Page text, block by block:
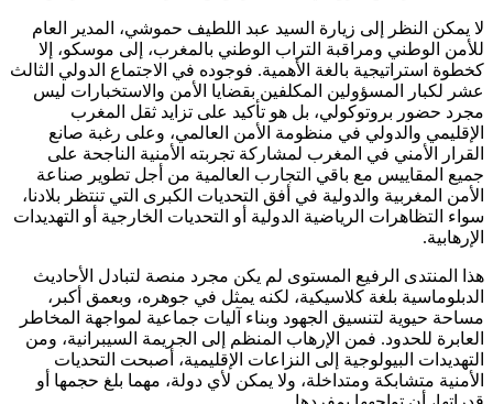
لا يمكن النظر إلى زيارة السيد عبد اللطيف حموشي، المدير العام
للأمن الوطني ومراقبة التراب الوطني بالمغرب، إلى موسكو، إلا
كخطوة استراتيجية بالغة الأهمية. فوجوده في الاجتماع الدولي الثالث
عشر لكبار المسؤولين المكلفين بقضايا الأمن والاستخبارات ليس
مجرد حضور بروتوكولي، بل هو تأكيد على تزايد ثقل المغرب
الإقليمي والدولي في منظومة الأمن العالمي، وعلى رغبة صانع
القرار الأمني في المغرب لمشاركة تجربته الأمنية الناجحة على
جميع المقاييس مع باقي التجارب العالمية من أجل تطوير صناعة
الأمن المغربية والدولية في أفق التحديات الكبرى التي تنتظر بلادنا،
سواء التظاهرات الرياضية الدولية أو التحديات الخارجية أو التهديدات
الإرهابية.
هذا المنتدى الرفيع المستوى لم يكن مجرد منصة لتبادل الأحاديث
الدبلوماسية بلغة كلاسيكية، لكنه يمثل في جوهره، وبعمق أكبر،
مساحة حيوية لتنسيق الجهود وبناء آليات جماعية لمواجهة المخاطر
العابرة للحدود. فمن الإرهاب المنظم إلى الجريمة السيبرانية، ومن
التهديدات البيولوجية إلى النزاعات الإقليمية، أصبحت التحديات
الأمنية متشابكة ومتداخلة، ولا يمكن لأي دولة، مهما بلغ حجمها أو